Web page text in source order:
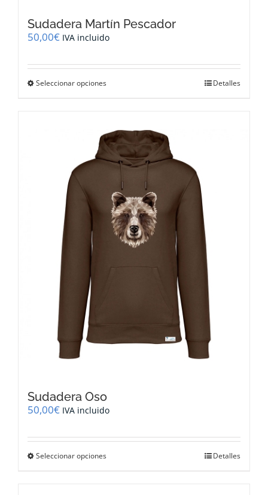
Sudadera Martín Pescador
50,00€ IVA incluido
Seleccionar opciones
variantes.
Las
opciones
se
pueden
elegir
en
la
página
de
producto
Detalles
Sudadera Oso
50,00€ IVA incluido
Seleccionar opciones Detalles